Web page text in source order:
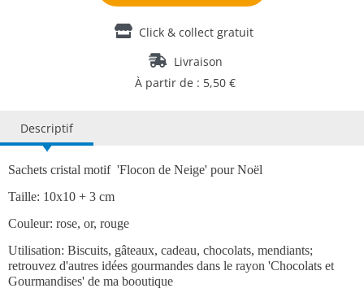
Click & collect gratuit
Livraison
À partir de : 5,50 €
Descriptif
Sachets cristal motif 'Flocon de Neige' pour Noël
Taille: 10x10 + 3 cm
Couleur: rose, or, rouge
Utilisation: Biscuits, gâteaux, cadeau, chocolats, mendiants;
retrouvez d'autres idées gourmandes dans le rayon 'Chocolats et
Gourmandises' de ma booutique